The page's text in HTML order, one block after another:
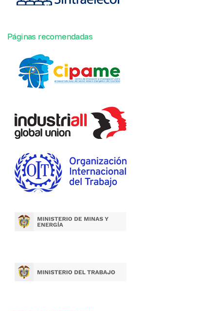
Páginas recomendadas